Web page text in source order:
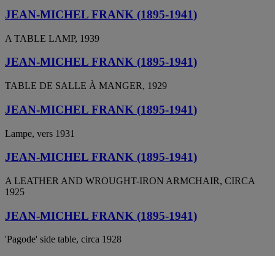
JEAN-MICHEL FRANK (1895-1941)
A TABLE LAMP, 1939
JEAN-MICHEL FRANK (1895-1941)
TABLE DE SALLE À MANGER, 1929
JEAN-MICHEL FRANK (1895-1941)
Lampe, vers 1931
JEAN-MICHEL FRANK (1895-1941)
A LEATHER AND WROUGHT-IRON ARMCHAIR, CIRCA
1925
JEAN-MICHEL FRANK (1895-1941)
'Pagode' side table, circa 1928